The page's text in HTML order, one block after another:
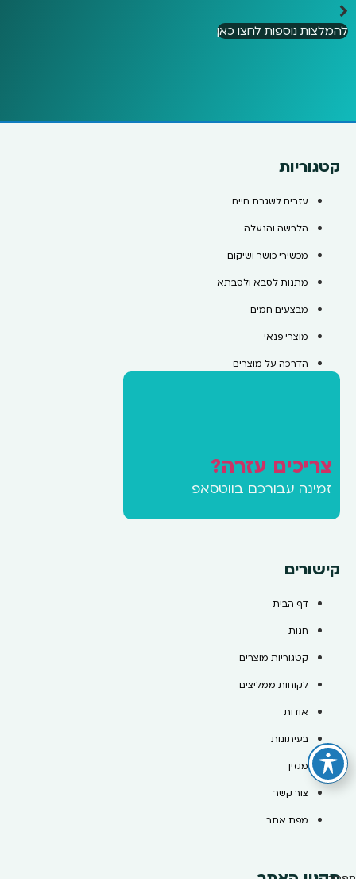
להמלצות נוספות לחצו כאן
קטגוריות
עזרים לשגרת חיים
הלבשה והנעלה
מכשירי כושר ושיקום
מתנות לסבא ולסבתא
מבצעים חמים
מוצרי פנאי
הדרכה על מוצרים
צריכים עזרה?
זמינה עבורכם בווטסאפ
קישורים
דף הבית
חנות
קטגוריות מוצרים
לקוחות ממליצים
אודות
בעיתונות
מגזין
צור קשר
מפת אתר